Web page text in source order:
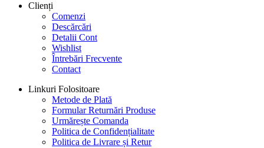
Clienți
Comenzi
Descărcări
Detalii Cont
Wishlist
Întrebări Frecvente
Contact
Linkuri Folositoare
Metode de Plată
Formular Returnări Produse
Urmărește Comanda
Politica de Confidențialitate
Politica de Livrare și Retur